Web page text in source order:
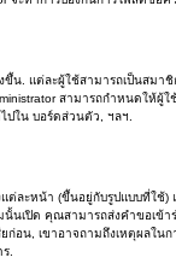
น. แต่ละผู้ใช้สามารถเป็นสมา
สามารถกำหนดให้ผู้ใ
ใน บอร์ดส่วนตัว, ฯลฯ.
ต่ละหน้า (ขึ้นอยู่กับรูปแบบที่ใช้
นเปิด คุณสามารถส่งคำขอเข้
อน, เขาอาจถามถึงเหตุผลใน
.